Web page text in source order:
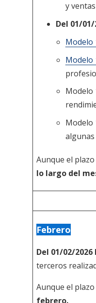
y
Del 01/
Modelo
Modelo
Modelo
Modelo
algunas
Aunque el
lo largo del
Febrero
Del 01/02/
terceros
Aunque el
febrero.